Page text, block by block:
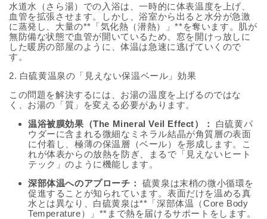
水道水（さら湯）での入浴は、一時的に体表温度を上げ、
血管を拡張させます。しかし、浴室から出ると水分が急激
に蒸発し、大量の**「気化熱（潜熱）」**を奪います。肌が
無防備な状態で血管が開いているため、窓を開けっ放しに
した暖房の部屋のように、体温は急速に逃げていくので
す。
2. 白硫黄温泉の「見えない保温ベール」効果
この問題を解決するには、お湯の温度を上げるのではな
く、お湯の「質」を変える必要があります。
温浴被膜効果（The Mineral Veil Effect）：
白硫黄パ
ウダーに含まれる微細なミネラル結晶が角質層の表面
に付着し、極薄の保温層（ベール）を形成します。こ
れが体表からの放熱を防ぎ、まるで「見えないヒート
テック」のように機能します。
深部体温へのアプローチ：
硫黄泉は末梢の微小循環を
促進することが知られています。表面だけを温める真
水とは異なり、白硫黄泉は**「深部体温（Core Body
Temperature）」**まで熱を届けるサポートをします。